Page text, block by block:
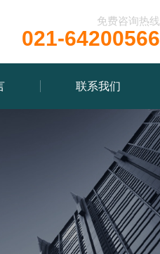
免费咨询热线
021-64200566
联系我们